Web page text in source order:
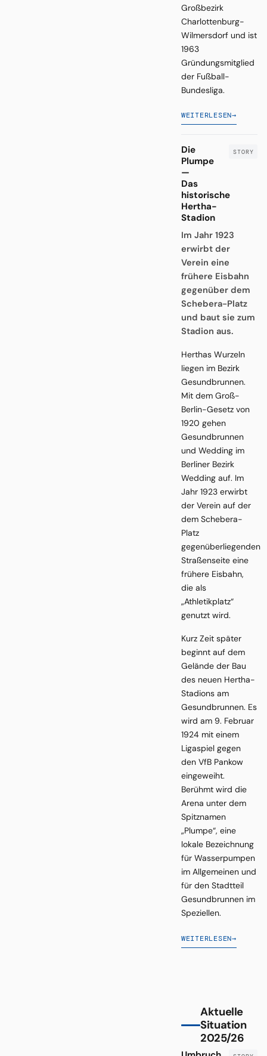
Großbezirk
Charlottenburg-
Wilmersdorf und ist
1963
Gründungsmitglied
der Fußball-
Bundesliga.
WEITERLESEN→
Die
Plumpe
—
Das
historische
Hertha-
Stadion
Im Jahr 1923
erwirbt der
Verein eine
frühere Eisbahn
gegenüber dem
Schebera-Platz
und baut sie zum
Stadion aus.
Herthas Wurzeln
liegen im Bezirk
Gesundbrunnen.
Mit dem Groß-
Berlin-Gesetz von
1920 gehen
Gesundbrunnen
und Wedding im
Berliner Bezirk
Wedding auf. Im
Jahr 1923 erwirbt
der Verein auf der
dem Schebera-
Platz
gegenüberliegenden
Straßenseite eine
frühere Eisbahn,
die als
„Athletikplatz“
genutzt wird.
Kurz Zeit später
beginnt auf dem
Gelände der Bau
des neuen Hertha-
Stadions am
Gesundbrunnen. Es
wird am 9. Februar
1924 mit einem
Ligaspiel gegen
den VfB Pankow
eingeweiht.
Berühmt wird die
Arena unter dem
Spitznamen
„Plumpe“, eine
lokale Bezeichnung
für Wasserpumpen
im Allgemeinen und
für den Stadtteil
Gesundbrunnen im
Speziellen.
WEITERLESEN→
Aktuelle
Situation
2025/26